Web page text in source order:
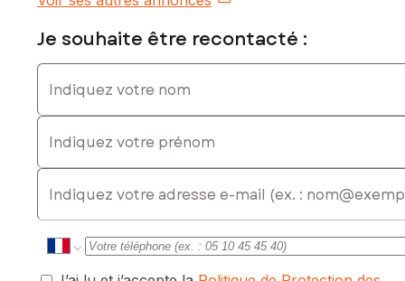
- Quartier calme et recherché
- 4 chambres avec potentiel d'évolution
- Terrain arboré exceptionnel de 1 368 m²
- Situation idéale entre Nîmes et Alès, au cœur du village de
Saint-Geniès-de-Malgoirès.
Une visite s'impose pour découvrir tout ce que cette
maison a à offrir et imaginer votre future vie dans ce cadre
privilégié.
Contactez moi pour une visite !
Je souhaite être recontacté :
Indiquez votre nom
Indiquez votre prénom
E-mail